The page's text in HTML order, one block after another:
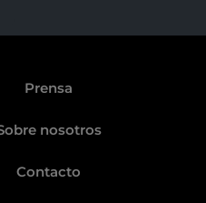
Prensa
nosotros
Contacto